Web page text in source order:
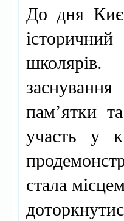
До дня
школярів.
пам’ятки
участь у
стала